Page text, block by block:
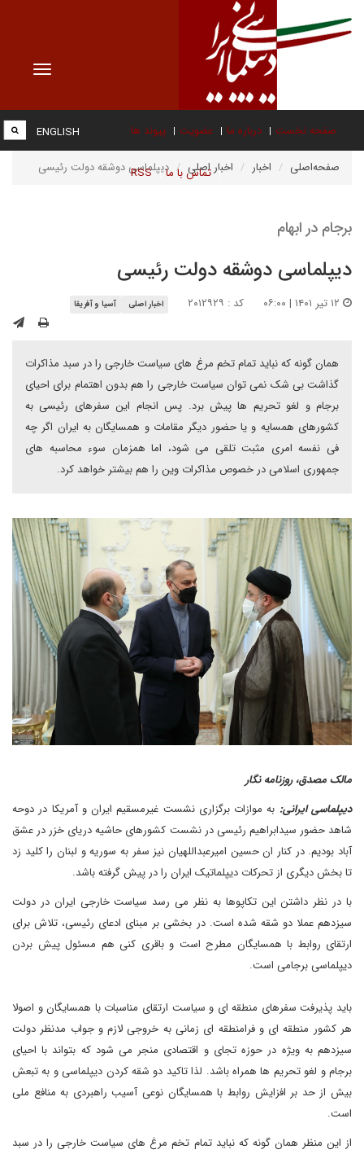
Toggle
صفحه نخست درباره ما عضویت پیوند ها
تماس با ما RSS
ENGLISH
صفحه‌اصلی اخبار اخبار اصلی دیپلماسی دوشقه دولت رئیسی
برجام در ابهام
دیپلماسی دوشقه دولت رئیسی
کد : ۲۰۱۲۹۲۹ اخبار اصلی آسیا و آفریقا
همان گونه که نباید تمام تخم مرغ های سیاست خارجی را در سبد مذاکرات
گذاشت بی شک نمی توان سیاست خارجی را هم بدون اهتمام برای احیای
برجام و لغو تحریم ها پیش برد. پس انجام این سفرهای رئیسی به
کشورهای همسایه و یا حضور دیگر مقامات و همسایگان به ایران اگر چه
فی نفسه امری مثبت تلقی می شود، اما همزمان سوء محاسبه های
جمهوری اسلامی در خصوص مذاکرات وین را هم بیشتر خواهد کرد.
مالک مصدق، روزنامه نگار
دیپلماسی ایرانی: به موازات برگزاری نشست غیرمسقیم ایران و آمریکا در دوحه
شاهد حضور سیدابراهیم رئیسی در نشست کشورهای حاشیه دریای خزر در عشق
آباد بودیم. در کنار ان حسین امیرعبداللهیان نیز سفر به سوریه و لبنان را کلید زد
تا بخش دیگری از تحرکات دیپلماتیک ایران را در پیش گرفته باشد.
با در نظر داشتن این تکاپوها به نظر می رسد سیاست خارجی ایران در دولت
سیزدهم عملا دو شقه شده است. در بخشی بر مبنای ادعای رئیسی، تلاش برای
ارتقای روابط با همسایگان مطرح است و باقری کنی هم مسئول پیش بردن
دیپلماسی برجامی است.
باید پذیرفت سفرهای منطقه ای و سیاست ارتقای مناسبات با همسایگان و اصولا
هر کشور منطقه ای و فرامنطقه ای زمانی به خروجی لازم و جواب مدنظر دولت
سیزدهم به ویژه در حوزه تجای و اقتصادی منجر می شود که بتواند با احیای
برجام و لغو تحریم ها همراه باشد. لذا تاکید دو شقه کردن دیپلماسی و به تبعش
بیش از حد بر افزایش روابط با همسایگان نوعی آسیب راهبردی به منافع ملی
است.
از این منظر همان گونه که نباید تمام تخم مرغ های سیاست خارجی را در سبد